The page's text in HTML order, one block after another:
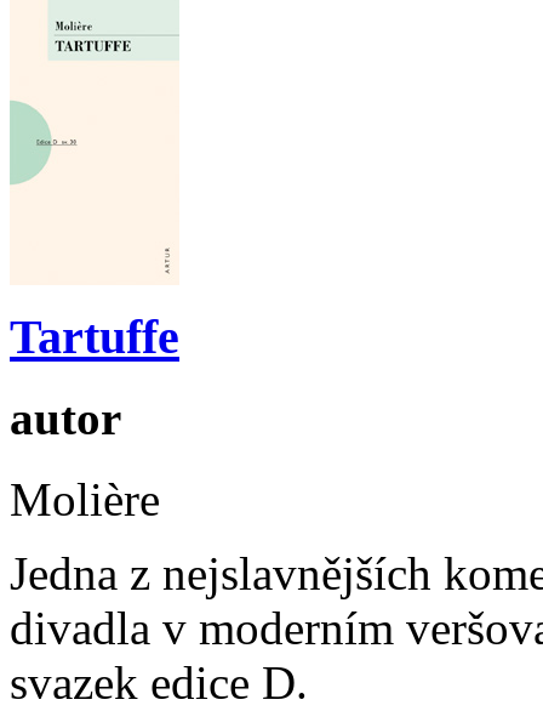
Tartuffe
autor
Molière
Jedna z nejslavnějších
divadla v moderním
svazek edice D.